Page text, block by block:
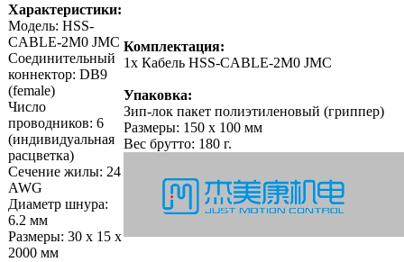
Характеристики:
Модель: HSS-
CABLE-2M0 JMC
Соединительный
коннектор: DB9
(female)
Число
проводников: 6
(индивидуальная
расцветка)
Сечение жилы: 24
AWG
Диаметр шнура:
6.2 мм
Размеры: 30 х 15 х
2000 мм
Комплектация:
1x Кабель HSS-CABLE-2M0 JMC
Упаковка:
Зип-лок пакет полиэтиленовый (гриппер)
Размеры: 150 х 100 мм
Вес брутто: 180 г.